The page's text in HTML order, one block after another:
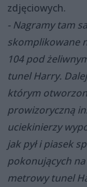
zdjęciowych.
- Nagramy tam
skomplikowane
104 pod
tunel Harry.
którym
prowizoryczną
uciekinierzy
jak pył i piasek
pokonujących
metrowy tunel